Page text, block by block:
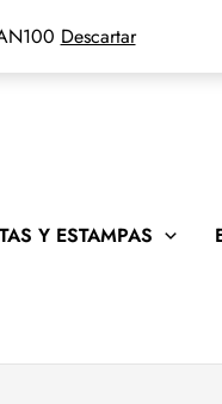
Descartar
Y ESTAMPAS